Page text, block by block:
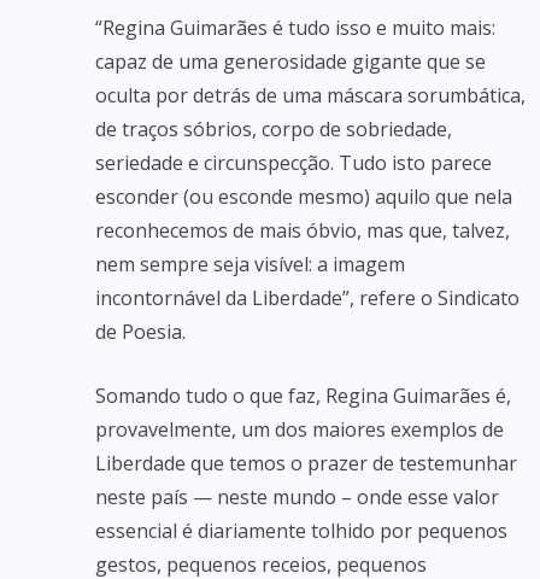
“Regina Guimarães é tudo isso e muito mais:
capaz de uma generosidade gigante que se
oculta por detrás de uma máscara sorumbática,
de traços sóbrios, corpo de sobriedade,
seriedade e circunspecção. Tudo isto parece
esconder (ou esconde mesmo) aquilo que nela
reconhecemos de mais óbvio, mas que, talvez,
nem sempre seja visível: a imagem
incontornável da Liberdade”, refere o Sindicato
de Poesia.
Somando tudo o que faz, Regina Guimarães é,
provavelmente, um dos maiores exemplos de
Liberdade que temos o prazer de testemunhar
neste país — neste mundo – onde esse valor
essencial é diariamente tolhido por pequenos
gestos, pequenos receios, pequenos